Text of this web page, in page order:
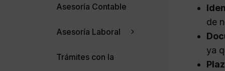
de
ya
Asesoría Contable
Asesoría Laboral
Trámites con la